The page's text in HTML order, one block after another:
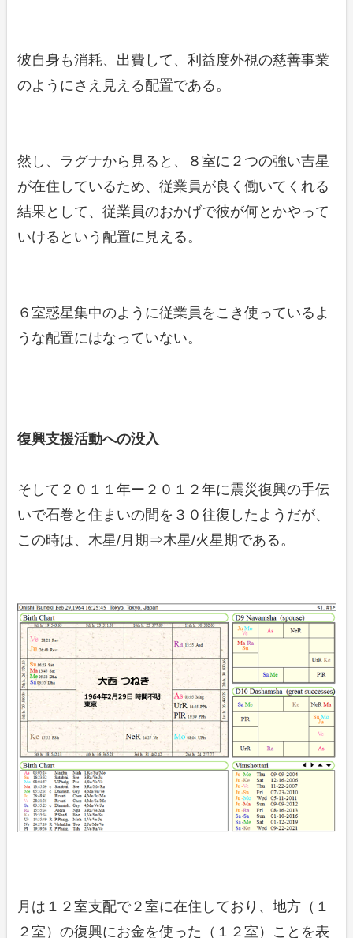
彼自身も消耗、出費して、利益度外視の慈善事業
のようにさえ見える配置である。
然し、ラグナから見ると、８室に２つの強い吉星
が在住しているため、従業員が良く働いてくれる
結果として、従業員のおかげで彼が何とかやって
いけるという配置に見える。
６室惑星集中のように従業員をこき使っているよ
うな配置にはなっていない。
復興支援活動への没入
そして２０１１年ー２０１２年に震災復興の手伝
いで石巻と住まいの間を３０往復したようだが、
この時は、木星/月期⇒木星/火星期である。
月は１２室支配で２室に在住しており、地方（１
２室）の復興にお金を使った（１２室）ことを表